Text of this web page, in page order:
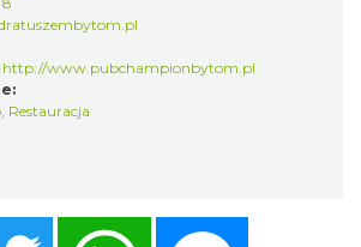
http://www.pubchampionbytom.pl
, Restauracja
Twitter WhatsApp